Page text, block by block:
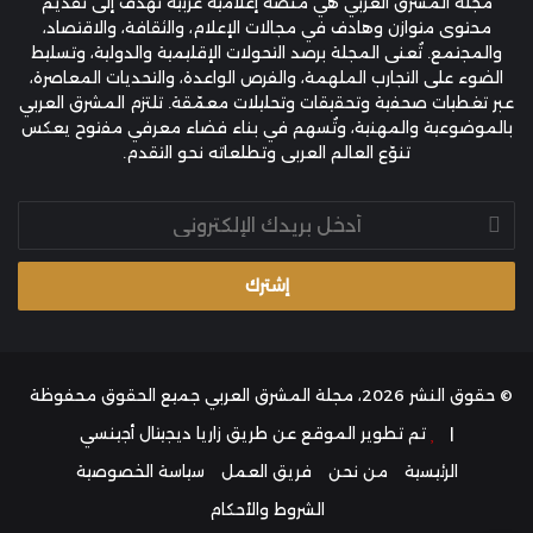
محتوى متوازن وهادف في مجالات الإعلام، والثقافة، والاقتصاد،
والمجتمع. تُعنى المجلة برصد التحولات الإقليمية والدولية، وتسليط
الضوء على التجارب الملهمة، والفرص الواعدة، والتحديات المعاصرة،
عبر تغطيات صحفية وتحقيقات وتحليلات معمّقة. تلتزم المشرق العربي
بالموضوعية والمهنية، وتُسهم في بناء فضاء معرفي مفتوح يعكس
تنوّع العالم العربي وتطلعاته نحو التقدم.
أدخل
بريدك
الإلكتروني
© حقوق النشر 2026، مجلة المشرق العربي جميع الحقوق محفوظة
|
تم تطوير الموقع عن طريق زاريا ديجيتال أجينسي
الرئيسية
من نحن فريق العمل
سياسة الخصوصية
الشروط والأحكام